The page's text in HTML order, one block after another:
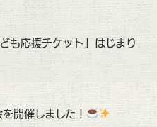
も応援チケット」はじまり
開催しました！